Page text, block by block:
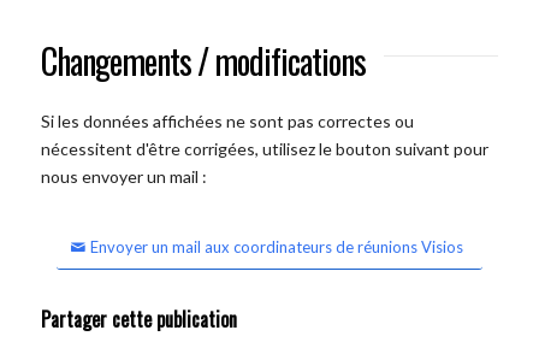
Changements / modifications
Si les données affichées ne sont pas correctes ou
nécessitent d'être corrigées, utilisez le bouton suivant pour
nous envoyer un mail :
Envoyer un mail aux coordinateurs de réunions Visios
Partager cette publication